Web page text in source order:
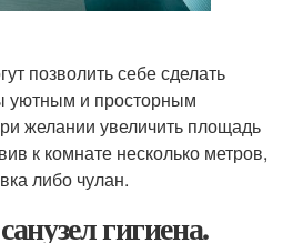
позволить себе сделать
уютным и просторным
желании увеличить площадь
к комнате несколько метров,
либо чулан.
гигиена.